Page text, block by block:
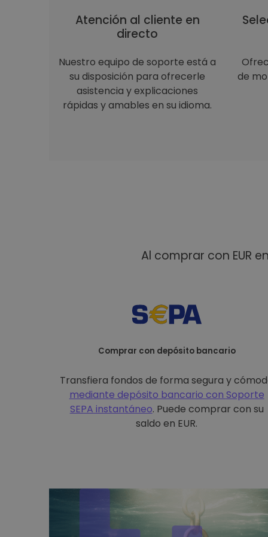
Atención al cliente en
directo
Nuestro equipo de soporte está a
su disposición para ofrecerle
asistencia y explicaciones
rápidas y amables en su idioma.
de
Al comprar con EUR
Comprar con depósito bancario
Transfiera fondos de forma segura y
mediante depósito bancario con Soporte
SEPA instantáneo. Puede comprar con su
saldo en EUR.